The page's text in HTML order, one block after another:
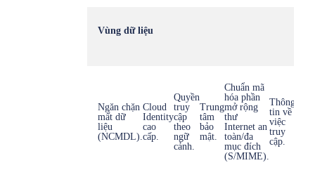
Vùng dữ liệu
Ngăn chặn
mất dữ
liệu
(NCMDL).
Cloud
Identity
cao
cấp.
Quyền
truy
cập
theo
ngữ
cảnh.
Trung
tâm
bảo
mật.
Chuẩn mã
hóa phần
mở rộng
thư
Internet an
toàn/đa
mục đích
(S/MIME).
Thông
tin về
việc
truy
cập.